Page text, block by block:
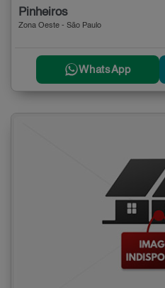
Pinheiros
Zona Oeste - São Paulo
WhatsApp